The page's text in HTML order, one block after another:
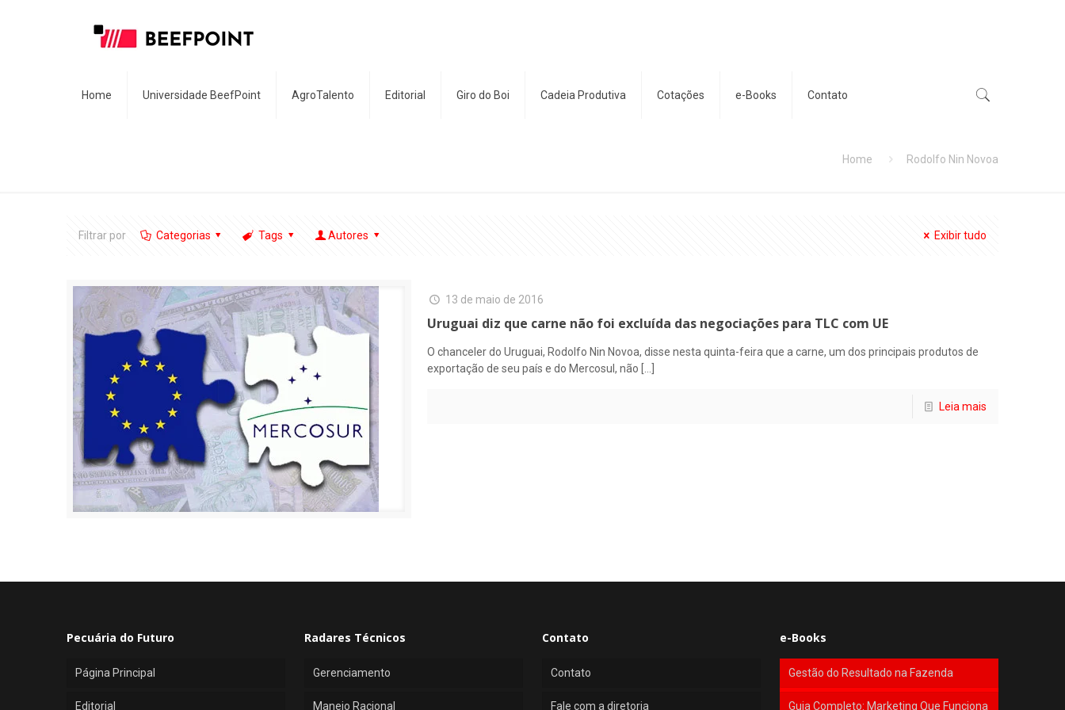
Home Universidade BeefPoint AgroTalento Editorial Giro do Boi Cadeia Produtiva Cotações e-Books Contato
Home Rodolfo Nin Novoa
Filtrar por Categorias Tags Autores Exibir tudo
13 de maio de 2016
Uruguai diz que carne não foi excluída das negociações para TLC com UE
O chanceler do Uruguai, Rodolfo Nin Novoa, disse nesta quinta-feira que a carne, um dos principais produtos de
exportação de seu país e do Mercosul, não
Leia mais
Pecuária do Futuro
Página Principal
Editorial
Radares Técnicos
Gerenciamento
Manejo Racional
Contato
Contato
Fale com a diretoria
e-Books
Gestão do Resultado na Fazenda
Guia Completo: Marketing Que Funciona